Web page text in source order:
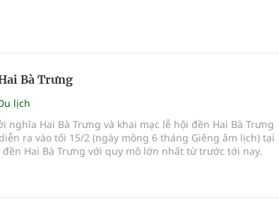
Bà Trưng
lịch
nghĩa Hai Bà Trưng và khai mạc lễ hội đền Hai Bà Trưng
ra vào tối 15/2 (ngày mồng 6 tháng Giêng âm lịch) tại
Hai Bà Trưng với quy mô lớn nhất từ trước tới nay.